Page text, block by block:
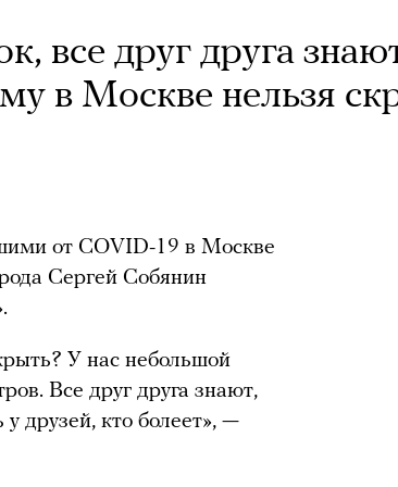
все друг друга
в Москве нельзя
от COVID-19 в Москве
Сергей Собянин
У нас небольшой
Все друг друга знают,
друзей, кто болеет», —